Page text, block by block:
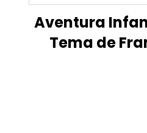
Aventura
Tema de